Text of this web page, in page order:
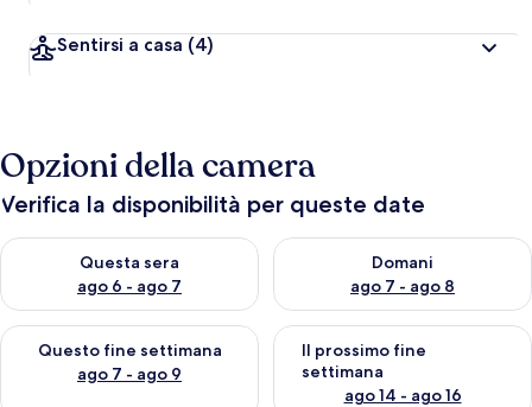
Sentirsi a casa (4)
Opzioni della camera
Verifica la disponibilità per queste date
Questa sera
ago 6 - ago 7
Verifica la disponibilità per questa sera, ago 6 - ago 7
Domani
ago 7 - ago 8
Verifica la disponibilità per
Questo fine settimana
ago 7 - ago 9
Verifica la disponibilità per questo fine settimana, ago 7 - ago
Il prossimo fine
settimana
ago 14 - ago 16
Verifica la disponibilità per il